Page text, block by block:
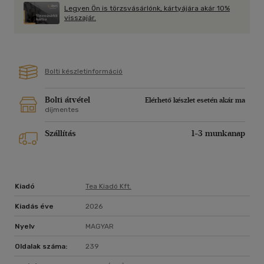
Nézzük-szagoljuk-hallgatjuk a színes élet-jeleket, az
egybesöpört ízes sorsmorzsákat; mosolygunk (olykor
nevetünk): azt képzeljük, képet, nem tükröt látunk. Ez itt
Upor László, dramaturg, műfordító, egyetemi tanár
Legyen Ön is törzsvásárlónk, kártyájára akár 10%
visszajár.
Bolti készletinformáció
Bolti átvétel
Elérhető készlet esetén akár ma
díjmentes
Szállítás 1-3 munkanap
Kiadó Tea Kiadó Kft.
Kiadás éve 2026
Nyelv MAGYAR
Oldalak száma: 239